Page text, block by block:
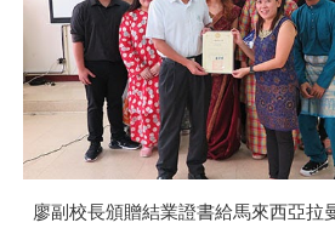
廖副校長頒贈結業證書給馬來西亞拉